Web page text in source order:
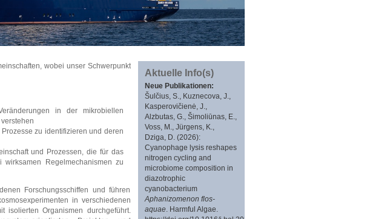
wobei unser Schwerpunkt
in der mikrobiellen
zu identifizieren und deren
und Prozessen, die für das
Regelmechanismen zu
Forschungsschiffen und führen
in verschiedenen
isolierten Organismen durchgeführt.
Aktuelle Info(s)
Neue Publikationen:
Šulčius, S., Kuznecova, J.,
Kasperovičienė, J.,
Alzbutas, G., Šimoliūnas, E.,
Voss, M., Jürgens, K.,
Dziga, D. (2026):
Cyanophage lysis reshapes
nitrogen cycling and
microbiome composition in
diazotrophic
cyanobacterium
Aphanizomenon flos-
aquae. Harmful Algae.